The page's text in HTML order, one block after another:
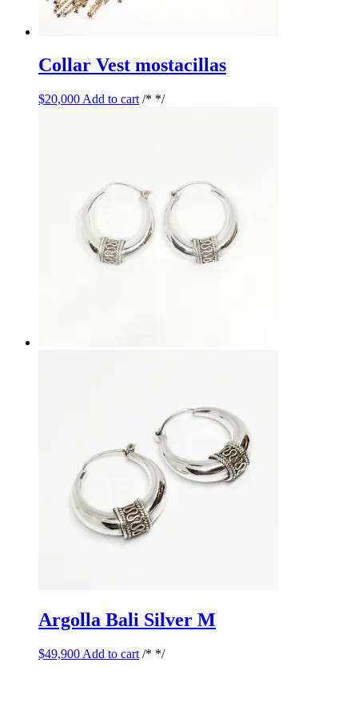
Collar Vest mostacillas
$20,000 Add to cart /* */
Argolla Bali Silver M
$49,900 Add to cart /* */